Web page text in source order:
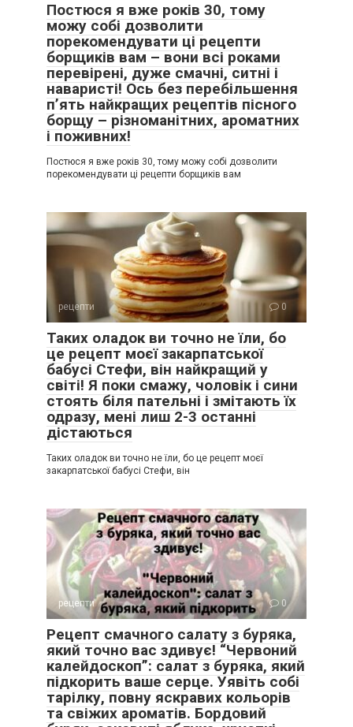
Постюся я вже років 30, тому
можу собі дозволити
порекомендувати ці рецепти
борщиків вам – вони всі роками
перевірені, дуже смачні, ситні і
наваристі! Ось без перебільшення
п’ять найкращих рецептів пісного
борщу – різноманітних, ароматних
і поживних!
Постюся я вже років 30, тому можу собі дозволити
порекомендувати ці рецепти борщиків вам
рецепти 0
Таких оладок ви точно не їли, бо
це рецепт моєї закарпатської
бабусі Стефи, він найкращий у
світі! Я поки смажу, чоловік і сини
стоять біля пательні і змітають їх
одразу, мені лиш 2-3 останні
дістаються
Таких оладок ви точно не їли, бо це рецепт моєї
закарпатської бабусі Стефи, він
рецепти 0
Рецепт смачного салату з буряка,
який точно вас здивує! “Червоний
калейдоскоп”: салат з буряка, який
підкорить ваше серце. Уявіть собі
тарілку, повну яскравих кольорів
та свіжих ароматів. Бордовий